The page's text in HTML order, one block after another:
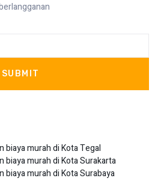
SUBMIT
murah di Kota Tegal
murah di Kota Surakarta
murah di Kota Surabaya